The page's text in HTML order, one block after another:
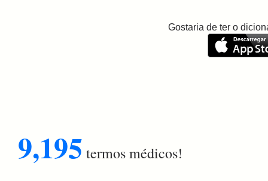
Gostaria de ter o
9,195 termos médicos!